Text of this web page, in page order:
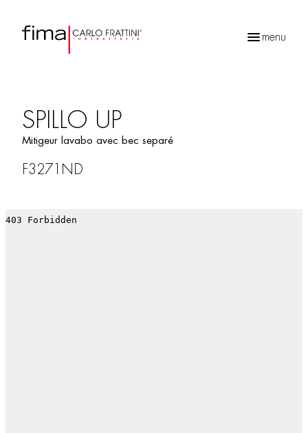
menu
SPILLO UP
Mitigeur lavabo avec bec separé
F3271ND